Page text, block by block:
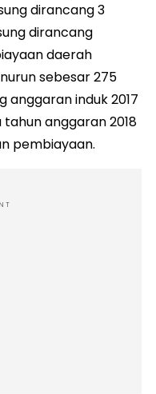
dirancang 3
dirancang
daerah
sebesar 275
anggaran induk 2017
anggaran 2018
pembiayaan.